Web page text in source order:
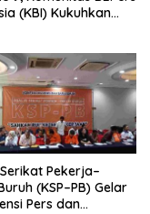
(KBI) Kukuhkan
dan
Organisasi
Berbasis Riset di
Indonesia dan
Pekerja–
(KSP–PB) Gelar
Pers dan